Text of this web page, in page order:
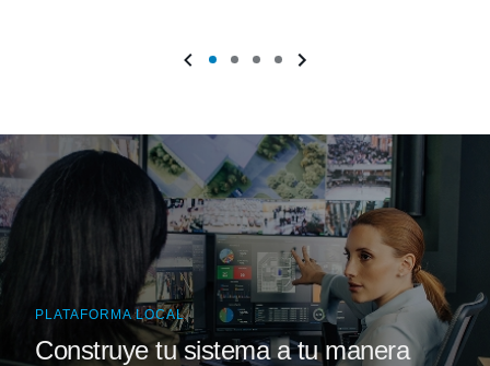
PLATAFORMA LOCAL
Construye tu sistema a tu manera